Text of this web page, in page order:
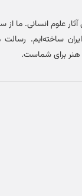
ساخته‌ایم. رسالت
هنر برای شماست.